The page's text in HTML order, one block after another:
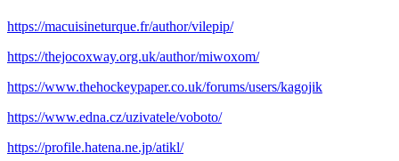
https://macuisineturque.fr/author/vilepip/
https://thejocoxway.org.uk/author/miwoxom/
https://www.thehockeypaper.co.uk/forums/users/kagojik
https://www.edna.cz/uzivatele/voboto/
https://profile.hatena.ne.jp/atikl/